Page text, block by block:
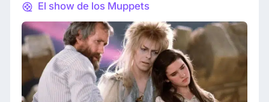
El show de los Muppets